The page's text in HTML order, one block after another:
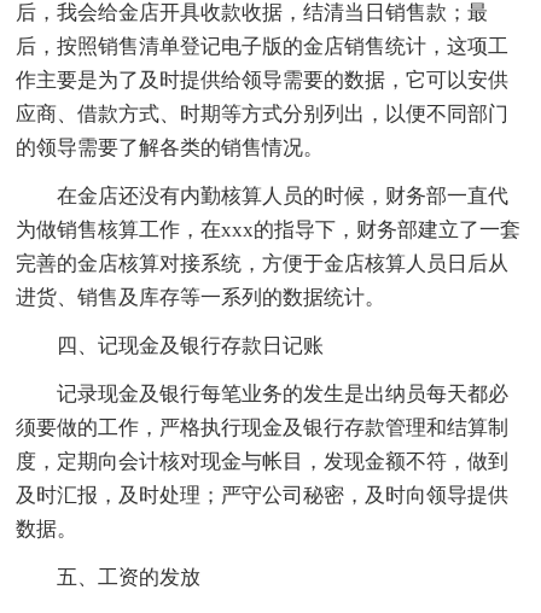
后，我会给金店开具收款收据，结清当日销售款；最
后，按照销售清单登记电子版的金店销售统计，这项工
作主要是为了及时提供给领导需要的数据，它可以安供
应商、借款方式、时期等方式分别列出，以便不同部门
的领导需要了解各类的销售情况。
在金店还没有内勤核算人员的时候，财务部一直代
为做销售核算工作，在xxx的指导下，财务部建立了一套
完善的金店核算对接系统，方便于金店核算人员日后从
进货、销售及库存等一系列的数据统计。
四、记现金及银行存款日记账
记录现金及银行每笔业务的发生是出纳员每天都必
须要做的工作，严格执行现金及银行存款管理和结算制
度，定期向会计核对现金与帐目，发现金额不符，做到
及时汇报，及时处理；严守公司秘密，及时向领导提供
数据。
五、工资的发放